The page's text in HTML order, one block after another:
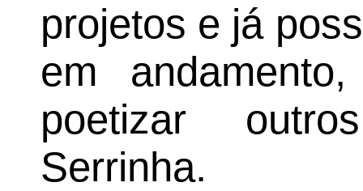
projetos e já
em
poetizar
Serrinha.